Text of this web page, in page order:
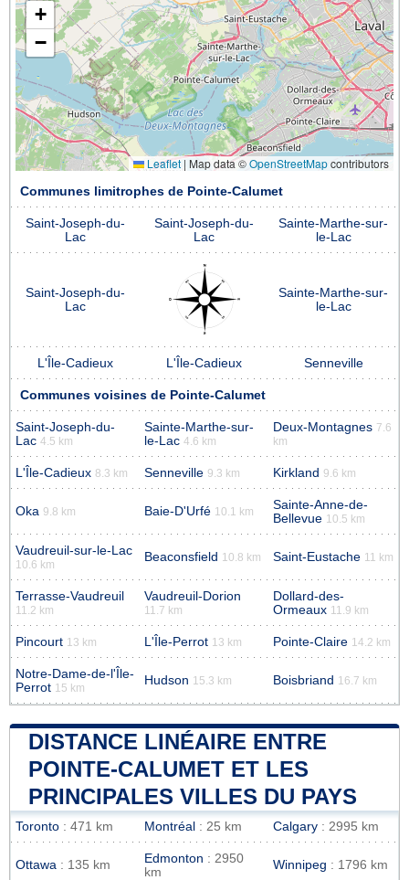
+
−
Leaflet| Map data ©OpenStreetMapcontributors
Communes limitrophes de Pointe-Calumet
Saint-Joseph-du-
Lac
Saint-Joseph-du-
Lac
Sainte-Marthe-sur-
le-Lac
Saint-Joseph-du-
Lac
Sainte-Marthe-sur-
le-Lac
L'Île-Cadieux L'Île-Cadieux Senneville
Communes voisines de Pointe-Calumet
Saint-Joseph-du-
Lac 4.5 km
Sainte-Marthe-sur-
le-Lac 4.6 km
Deux-Montagnes 7.6
km
L'Île-Cadieux 8.3 km Senneville 9.3 km Kirkland 9.6 km
Oka 9.8 km Baie-D'Urfé 10.1 km
Sainte-Anne-de-
Bellevue 10.5 km
Vaudreuil-sur-le-Lac
10.6 km
Beaconsfield 10.8 km Saint-Eustache 11 km
Terrasse-Vaudreuil
11.2 km
Vaudreuil-Dorion
11.7 km
Dollard-des-
Ormeaux 11.9 km
Pincourt 13 km L'Île-Perrot 13 km Pointe-Claire 14.2 km
Notre-Dame-de-l'Île-
Perrot 15 km
Hudson 15.3 km Boisbriand 16.7 km
DISTANCE LINÉAIRE ENTRE
POINTE-CALUMET ET LES
PRINCIPALES VILLES DU PAYS
Toronto : 471 km Montréal : 25 km Calgary : 2995 km
Ottawa : 135 km Edmonton : 2950
km
Winnipeg : 1796 km